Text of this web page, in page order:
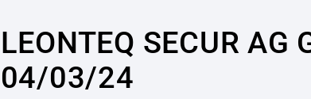
LEONTEQ SECUR AG
04/03/24